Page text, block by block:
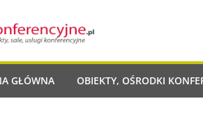
GŁÓWNA OBIEKTY, OŚRODKI